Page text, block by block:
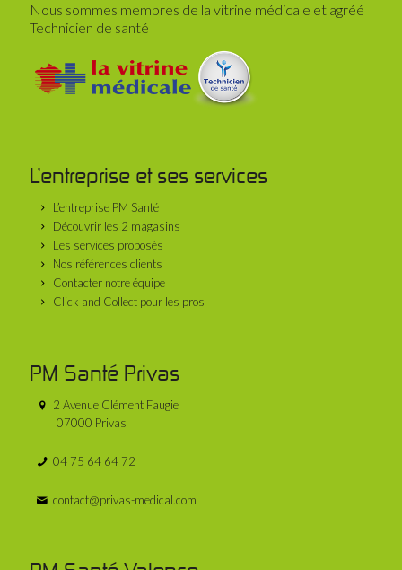
Nous sommes membres de la vitrine médicale et agréé
Technicien de santé
L’entreprise et ses services
L’entreprise PM Santé
Découvrir les 2 magasins
Les services proposés
Nos références clients
Contacter notre équipe
Click and Collect pour les pros
PM Santé Privas
2 Avenue Clément Faugie
07000 Privas
04 75 64 64 72
contact@privas-medical.com